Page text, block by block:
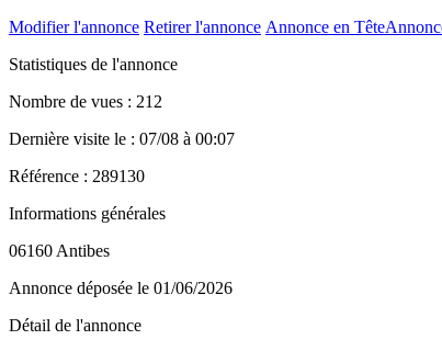
Modifier l'annonce Retirer l'annonce Annonce en Tête
Statistiques de l'annonce
Nombre de vues : 212
Dernière visite le : 07/08 à 00:07
Référence : 289130
Informations générales
06160 Antibes
Annonce déposée le 01/06/2026
Détail de l'annonce